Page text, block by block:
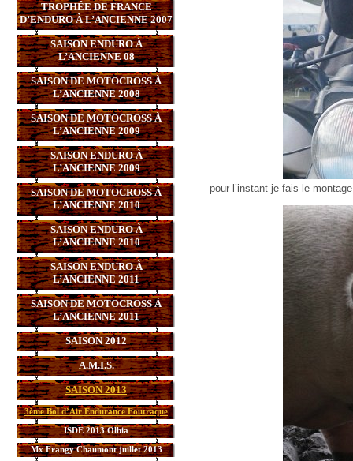
TROPHÉE DE FRANCE
D’ENDURO À L’ANCIENNE 2007
SAISON ENDURO À
L’ANCIENNE 08
SAISON DE MOTOCROSS À
L’ANCIENNE 2008
SAISON DE MOTOCROSS À
L’ANCIENNE 2009
SAISON ENDURO À
L’ANCIENNE 2009
SAISON DE MOTOCROSS À
L’ANCIENNE 2010
SAISON ENDURO À
L’ANCIENNE 2010
SAISON ENDURO À
L’ANCIENNE 2011
SAISON DE MOTOCROSS À
L’ANCIENNE 2011
SAISON 2012
A.M.I.S.
SAISON 2013
3ème Bol d’Air Endurance Foutraque
ISDE 2013 Olbia
Mx Frangy Chaumont juillet 2013
pour l’instant je fais le